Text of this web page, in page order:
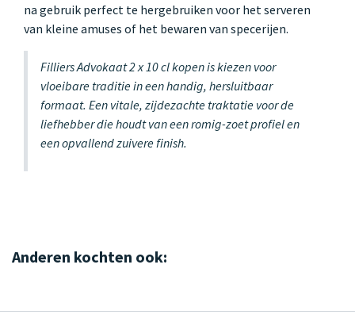
na gebruik perfect te hergebruiken voor het serveren
van kleine amuses of het bewaren van specerijen.
Filliers Advokaat 2 x 10 cl kopen is kiezen voor
vloeibare traditie in een handig, hersluitbaar
formaat. Een vitale, zijdezachte traktatie voor de
liefhebber die houdt van een romig-zoet profiel en
een opvallend zuivere finish.
Anderen kochten ook: